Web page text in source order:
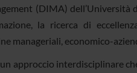
(DIMA) dell’Università
la ricerca di
manageriali, economico-
approccio interdisciplinare